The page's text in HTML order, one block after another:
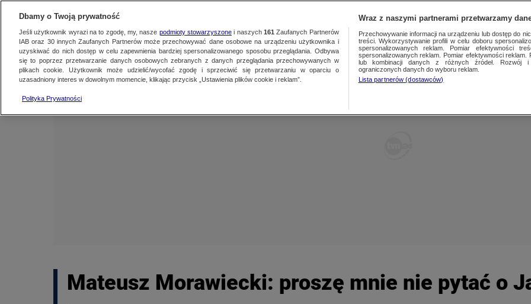
NAJNOWSZE WARSZAWA
WARSZAWA
ŁÓDŹ
KRAKÓW
LUBLIN
LUBUSKIE
PREMIUM METEO
Mateusz Morawiecki: proszę mnie nie pytać o
Dbamy o Twoją prywatność
Jeśli użytkownik wyrazi na to zgodę, my, nasze podmioty stowarzyszonei naszych 161 Zaufanych Partnerów
IAB oraz 30innych Zaufanych Partnerów może przechowywać dane osobowe na urządzeniu użytkownika i
uzyskiwać do nich dostęp w celu zapewnienia bardziej spersonalizowanego sposobu przeglądania. Odbywa
się to poprzez przetwarzanie danych osobowych zebranych z danych przeglądania przechowywanych w
plikach cookie. Użytkownik może udzielić/wycofać zgodę i sprzeciwić się przetwarzaniu w oparciu o
uzasadniony interes w dowolnym momencie, klikając przycisk „Ustawienia plików cookie i reklam”.
Polityka Prywatności
Wraz z naszymi partnerami przetwarzamy
Przechowywanie informacji na urządzeniu lub dostęp do
treści. Wykorzystywanie profili w celu doboru
spersonalizowanych reklam. Pomiar efektywności
spersonalizowanych reklam. Pomiar efektywności
lub kombinacji danych z różnych źródeł. Rozwój i
ograniczonych danych do wyboru reklam.
Lista partnerów (dostawców)